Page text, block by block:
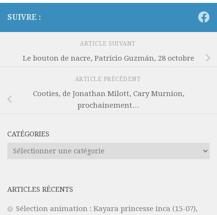
SUIVRE :
ARTICLE SUIVANT
Le bouton de nacre, Patricio Guzmán, 28 octobre
ARTICLE PRÉCÉDENT
Cooties, de Jonathan Milott, Cary Murnion,
prochainement…
CATÉGORIES
Catégories
ARTICLES RÉCENTS
Sélection animation : Kayara princesse inca (15-07),